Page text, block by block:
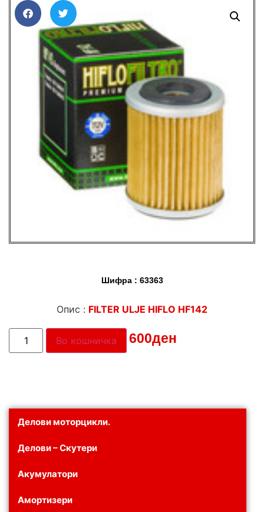
Делови моторцикли.
Делови – Скутери
Акумулатори
Амортизери
Шифра : 63363
Опис : FILTER ULJE HIFLO HF142
Цена: 600ден
Во кошничка